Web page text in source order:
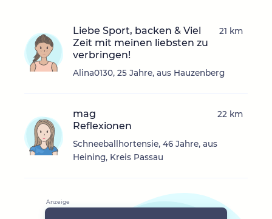
Liebe Sport, backen & Viel
Zeit mit meinen liebsten zu
verbringen!
Alina0130, 25 Jahre, aus Hauzenberg
21 km
mag
Reflexionen
Schneeballhortensie, 46 Jahre, aus
Heining, Kreis Passau
22 km